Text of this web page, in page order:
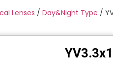
Lenses / Day&Night Type /